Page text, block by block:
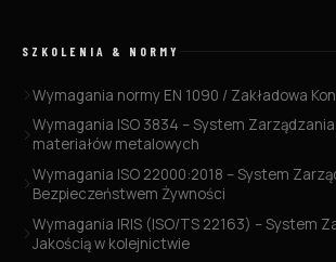
SZKOLENIA & NORMY
Wymagania normy EN 1090 / Zakładowa
Wymagania ISO 3834 – System
materiałów metalowych
Wymagania ISO 22000:2018 – System
Bezpieczeństwem Żywności
Wymagania IRIS (ISO/TS 22163) – System
Jakością w kolejnictwie